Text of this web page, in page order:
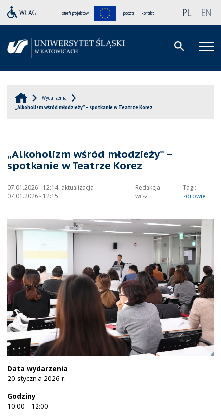
strefa projektów poczta kontakt PL EN
Wydarzenia
„Alkoholizm wśród młodzieży” – spotkanie w Teatrze Korez
„Alkoholizm wśród młodzieży” –
spotkanie w Teatrze Korez
07.01.2026 - 12:14, aktualizacja
07.01.2026 - 12:15
Redakcja:
wc-a
Tagi:
zdrowie
Data wydarzenia
20 stycznia 2026 r.
Godziny
10:00 - 12:00